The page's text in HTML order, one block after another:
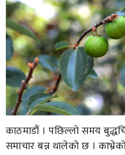
काठमाडौं । पछिल्लो समय
समाचार बन्न थालेको छ । काभ्रेको